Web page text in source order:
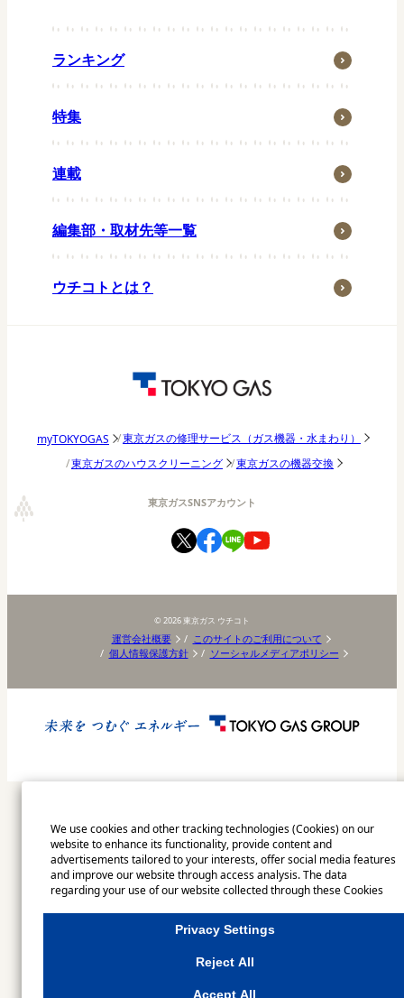
お風呂
住まい
省エネ・節約
ウチの台所
子育て・家族
パッチョ日記
一汁一菜
グリル
ランキング
特集
連載
編集部・取材先等一覧
ウチコトとは？
myTOKYOGAS
東京ガスの修理サービス（ガス機器・水まわり）
東京ガスのハウスクリーニング
東京ガスの機器交換
東京ガスSNSアカウント
© 2026 東京ガス ウチコト
運営会社概要
このサイトのご利用について
個人情報保護方針
ソーシャルメディアポリシー
We use cookies and other tracking technologies (Cookies) on our
website to enhance its functionality, provide content and
advertisements tailored to your interests, offer social media features
and improve our website through access analysis. The data
regarding your use of our website collected through these Cookies
data shared by us with other data that you have provided to them or
websites to analyse and optimise advertisements delivered to you by
Privacy Settings
Reject All
Accept All